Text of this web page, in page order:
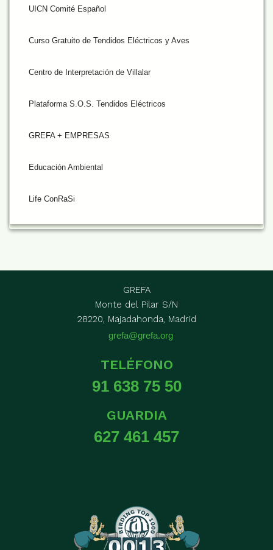
UICN Comité Español
Curso Gratuito de Tendidos Eléctricos y Aves
Centro de Interpretación de Villalar
Plataforma S.O.S. Tendidos Eléctricos
GREFA + EMPRESAS
Educación Ambiental
Life ConRaSi
GREFA
Monte del Pilar S/N
28220, Majadahonda, Madrid
grefa@grefa.org
TELÉFONO
91 638 75 50
GUARDIA
627 461 457